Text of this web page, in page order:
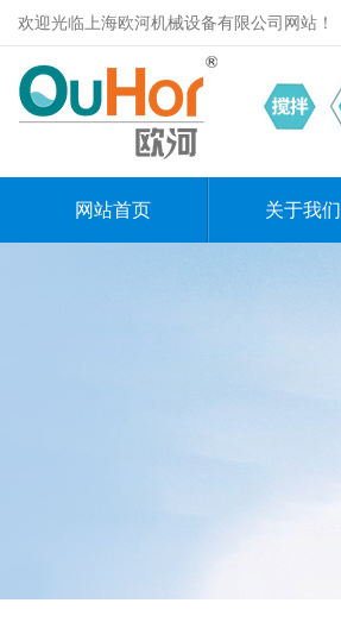
欢迎光临上海欧河机械设备有限公司网站！
网站首页 关于我们